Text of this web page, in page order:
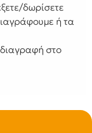
δωρίσετε
ή τα
στο